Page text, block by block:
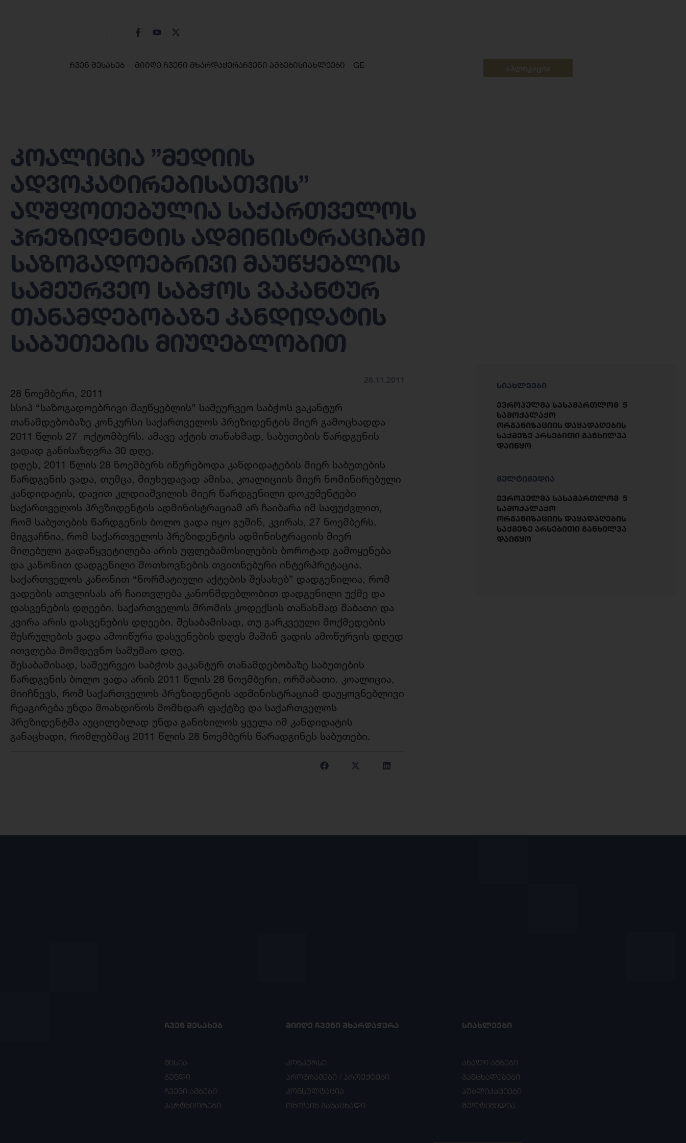
ჩვენ შესახებ მიიღე ჩვენი მხარდაჭერაჩვენი ამბებისიახლეები GE
კოალიცია ”მედიის
ადვოკატირებისათვის”
აღშფოთებულია საქართველოს
პრეზიდენტის ადმინისტრაციაში
საზოგადოებრივი მაუწყებლის
სამეურვეო საბჭოს ვაკანტურ
თანამდებობაზე კანდიდატის
საბუთების მიუღებლობით
28 ნოემბერი, 2011
სსიპ “საზოგადოებრივი მაუწყებლის” სამეურვეო საბჭოს ვაკანტურ
თანამდებობაზე კონკურსი საქართველოს პრეზიდენტის მიერ გამოცხადდა
2011 წლის 27 ოქტომბერს. ამავე აქტის თანახმად, საბუთების წარდგენის
ვადად განისაზღვრა 30 დღე.
დღეს, 2011 წლის 28 ნოემბერს იწურებოდა კანდიდატების მიერ საბუთების
წარდგენის ვადა, თუმცა, მიუხედავად ამისა, კოალიციის მიერ ნომინირებული
კანდიდატის, დავით კლდიაშვილის მიერ წარდგენილი დოკუმენტები
საქართველოს პრეზიდენტის ადმინისტრაციამ არ ჩაიბარა იმ საფუძვლით,
რომ საბუთების წარდგენის ბოლო ვადა იყო გუშინ, კვირას, 27 ნოემბერს.
მიგვაჩნია, რომ საქართველოს პრეზიდენტის ადმინისტრაციის მიერ
მიღებული გადაწყვეტილება არის უფლებამოსილების ბოროტად გამოყენება
და კანონით დადგენილი მოთხოვნების თვითნებური ინტერპრეტაცია.
საქართველოს კანონით “ნორმატიული აქტების შესახებ” დადგენილია, რომ
ვადების ათვლისას არ ჩაითვლება კანონმდებლობით დადგენილი უქმე და
დასვენების დღეები. საქართველოს შრომის კოდექსის თანახმად შაბათი და
კვირა არის დასვენების დღეები. შესაბამისად, თუ გარკვეული მოქმედების
შესრულების ვადა ამოიწურა დასვენების დღეს მაშინ ვადის ამოწურვის დღედ
ითვლება მომდევნო სამუშაო დღე.
შესაბამისად, სამეურვეო საბჭოს ვაკანტურ თანამდებობაზე საბუთების
წარდგენის ბოლო ვადა არის 2011 წლის 28 ნოემბერი, ორშაბათი. კოალიცია,
მიიჩნევს, რომ საქართველოს პრეზიდენტის ადმინისტრაციამ დაუყოვნებლივი
რეაგირება უნდა მოახდინოს მომხდარ ფაქტზე და საქართველოს
პრეზიდენტმა აუცილებლად უნდა განიხილოს ყველა იმ კანდიდატის
განაცხადი, რომლებმაც 2011 წლის 28 ნოემბერს წარადგინეს საბუთები.
სიახლეები
ევროპულმა სასამართლომ 5
სამოქალაქო
ორგანიზაციის დაყადაღების
საქმეზე არსებითი განხილვა
დაიწყო
მულტიმედია
ევროპულმა სასამართლომ 5
სამოქალაქო
ორგანიზაციის დაყადაღების
საქმეზე არსებითი განხილვა
დაიწყო
ᲩᲕᲔᲜ ᲨᲔᲡᲐᲮᲔᲑ
მისია
გუნდი
ჩვენი ამბები
პარტნიორები
ᲛᲘᲘᲦᲔ ᲩᲕᲔᲜᲘ ᲛᲮᲐᲠᲓᲐᲭᲔᲠᲐ
კონკურსი
პროგრამები / პროექტები
კონსულტაცია
ონლაინ განაცხადი
ᲡᲘᲐᲮᲚᲔᲔᲑᲘ
ახალი ამბები
განცხადებები
პუბლიკაციები
მულტიმედია